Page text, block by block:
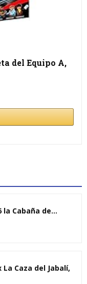
del Equipo A,
la Cabaña de...
La Caza del Jabalí,